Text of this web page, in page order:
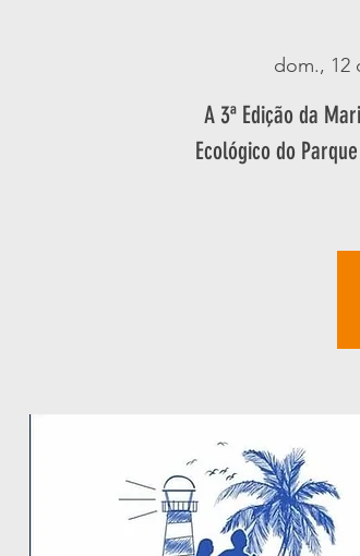
dom., 12
A 3ª Edição da
Ecológico do